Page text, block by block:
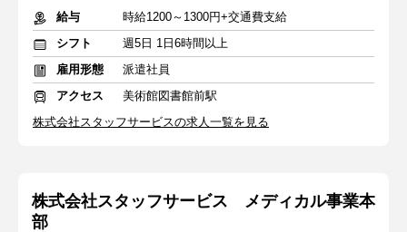
給与
時給1200～1300円+交通費支給
シフト
週5日 1日6時間以上
雇用形態
派遣社員
アクセス
美術館図書館前駅
株式会社スタッフサービスの求人一覧を見る
株式会社スタッフサービス メディカル事業本
部